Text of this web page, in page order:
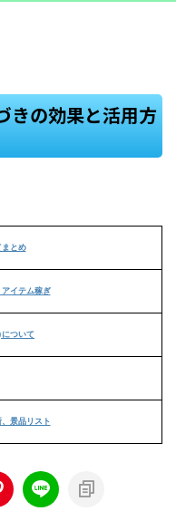
きの効果と活用方
とめ
イテム稼ぎ
ついて
景品リスト